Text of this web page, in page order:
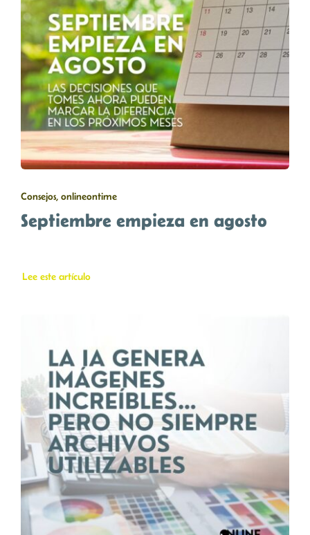
Consejos, onlineontime
Septiembre empieza en agosto
Lee este artículo